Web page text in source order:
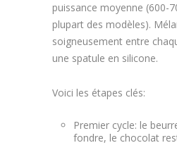
puissance moyenne (600-
plupart des modèles).
soigneusement entre
une spatule en silicone.
Voici les étapes clés:
Premier cycle: le
fondre, le chocolat